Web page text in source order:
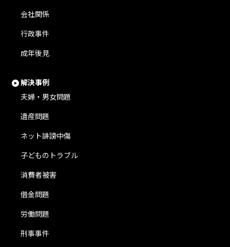
会社関係
行政事件
成年後見
解決事例
夫婦・男女問題
遺産問題
ネット誹謗中傷
子どものトラブル
消費者被害
借金問題
労働問題
刑事事件